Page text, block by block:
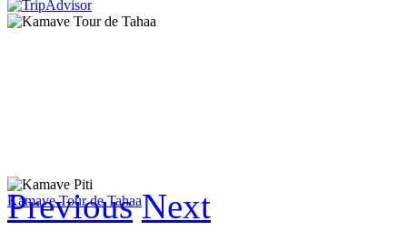
Kamave Tour de Tahaa
Previous Next